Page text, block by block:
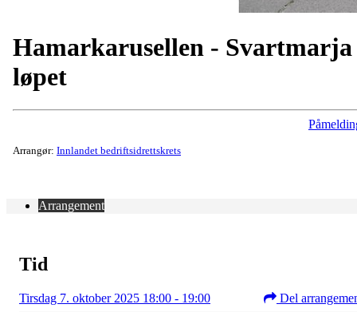
Hamarkarusellen - Svartmarja
løpet
Arrangør: Innlandet bedriftsidrettskrets
Arrangement
Tid
Tirsdag 7. oktober 2025 18:00 - 19:00 Del